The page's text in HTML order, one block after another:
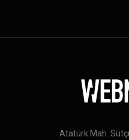
Atatürk Mah.